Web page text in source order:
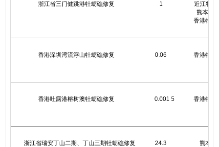
浙江省三门健跳港牡蛎礁修复 1 近江牡蛎
熊本牡
香港牡蛎
香港深圳湾流浮山牡蛎礁修复 0.06 香港牡蛎
香港吐露港榕树澳牡蛎礁修复 0.001 5 香港牡蛎
浙江省瑞安丁山二期、丁山三期牡蛎礁修复 24.3 熊本牡